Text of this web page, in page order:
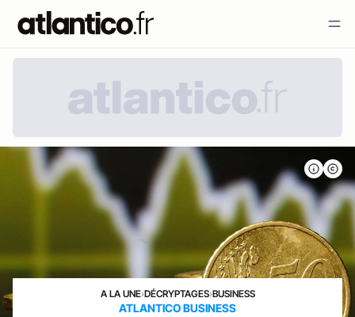
A LA UNE›DÉCRYPTAGES›BUSINESS
ATLANTICO BUSINESS